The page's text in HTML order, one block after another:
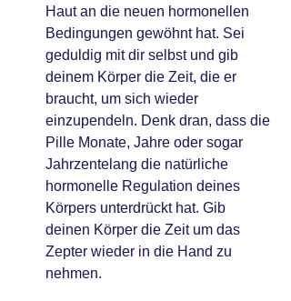
Haut an die neuen hormonellen
Bedingungen gewöhnt hat. Sei
geduldig mit dir selbst und gib
deinem Körper die Zeit, die er
braucht, um sich wieder
einzupendeln. Denk dran, dass die
Pille Monate, Jahre oder sogar
Jahrzentelang die natürliche
hormonelle Regulation deines
Körpers unterdrückt hat. Gib
deinen Körper die Zeit um das
Zepter wieder in die Hand zu
nehmen.